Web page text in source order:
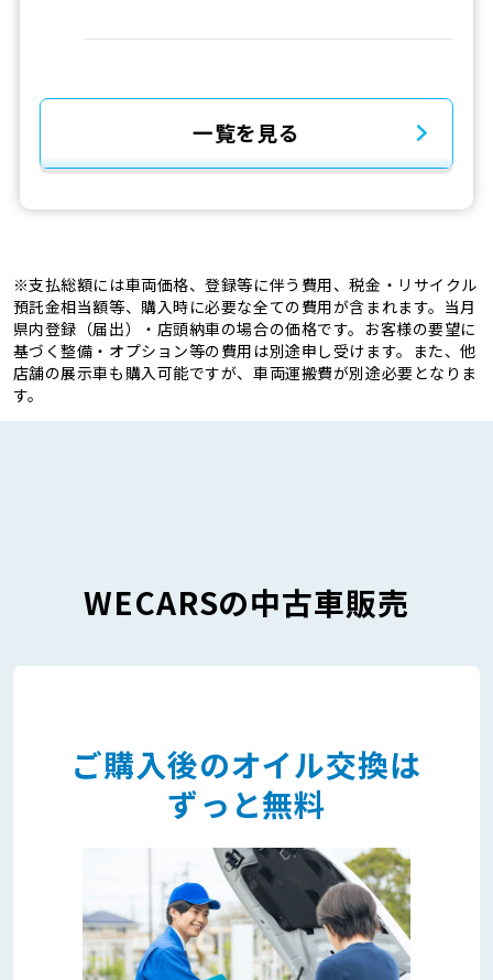
一覧を見る
※支払総額には車両価格、登録等に伴う費用、税金・リサイクル
預託金相当額等、購入時に必要な全ての費用が含まれます。当月
県内登録（届出）・店頭納車の場合の価格です。お客様の要望に
基づく整備・オプション等の費用は別途申し受けます。また、他
店舗の展示車も購入可能ですが、車両運搬費が別途必要となりま
す。
WECARSの中古車販売
ご購入後のオイル交換は
ずっと無料